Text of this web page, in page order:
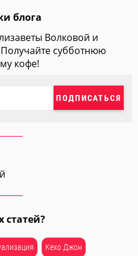
блога
Волковой и
субботнюю
кофе!
ПОДПИСАТЬСЯ
статей?
Кехо Джон